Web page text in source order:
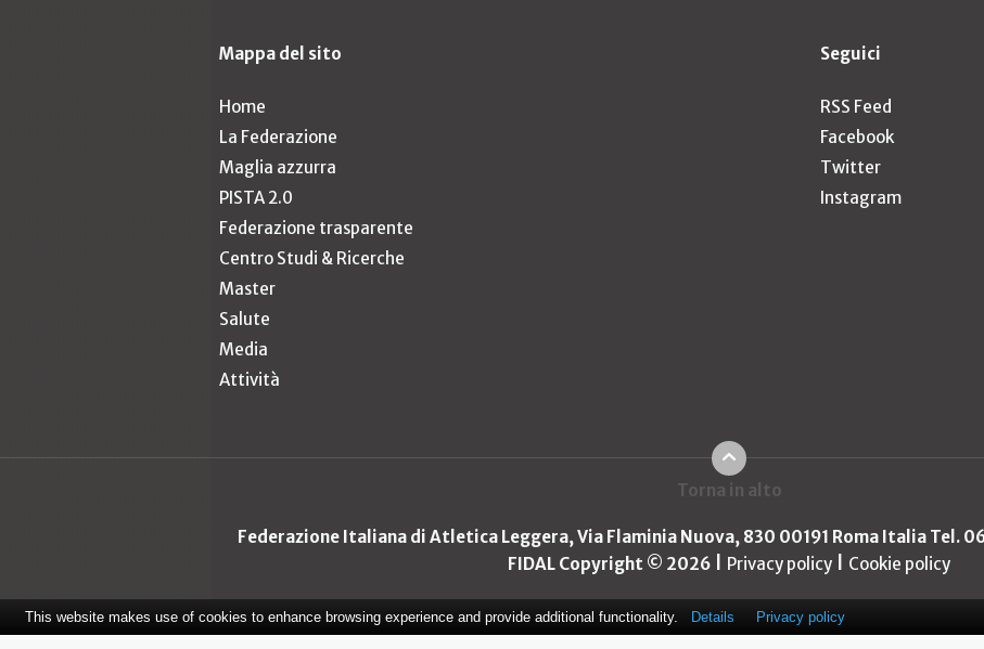
Mappa del sito
Home
La Federazione
Maglia azzurra
PISTA 2.0
Federazione trasparente
Centro Studi & Ricerche
Master
Salute
Media
Attività
Seguici
RSS Feed
Facebook
Twitter
Instagram
Torna in alto
Federazione Italiana di Atletica Leggera, Via Flaminia Nuova, 830 00191 Roma Italia Tel.
FIDAL Copyright © 2026
Privacy policy Cookie policy
This website makes use of cookies to enhance browsing experience and provide additional functionality. Details Privacy policy